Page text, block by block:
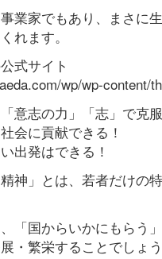
業家でもあり、まさに
れます。
式サイト
wp/wp-content/
意志の力」「志」で克
会に貢献できる！
出発はできる！
精神」とは、若者だけ
「国からいかにもらう
・繁栄することでしょう